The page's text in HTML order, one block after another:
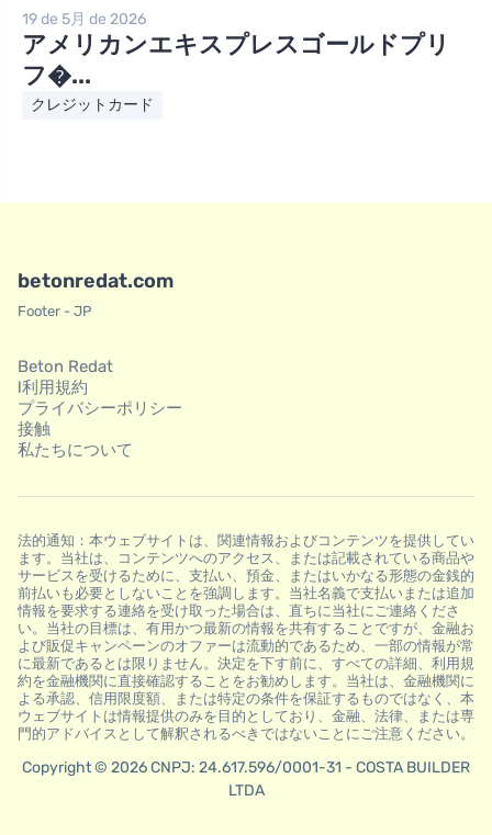
19 de 5月 de 2026
アメリカンエキスプレスゴールドプリ
フ�...
クレジットカード
betonredat.com
Footer - JP
Beton Redat
l利用規約
プライバシーポリシー
接触
私たちについて
法的通知：本ウェブサイトは、関連情報およびコンテンツを提供してい
ます。当社は、コンテンツへのアクセス、または記載されている商品や
サービスを受けるために、支払い、預金、またはいかなる形態の金銭的
前払いも必要としないことを強調します。当社名義で支払いまたは追加
情報を要求する連絡を受け取った場合は、直ちに当社にご連絡くださ
い。当社の目標は、有用かつ最新の情報を共有することですが、金融お
よび販促キャンペーンのオファーは流動的であるため、一部の情報が常
に最新であるとは限りません。決定を下す前に、すべての詳細、利用規
約を金融機関に直接確認することをお勧めします。当社は、金融機関に
よる承認、信用限度額、または特定の条件を保証するものではなく、本
ウェブサイトは情報提供のみを目的としており、金融、法律、または専
門的アドバイスとして解釈されるべきではないことにご注意ください。
Copyright © 2026 CNPJ: 24.617.596/0001-31 - COSTA BUILDER
LTDA